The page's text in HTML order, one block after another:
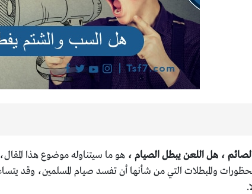
، هل اللعن يبطل الصيام ، هو ما سيتناوله موضوع هذا
والمبطلات التي من شأنها أن تفسد صيام المسلمين،